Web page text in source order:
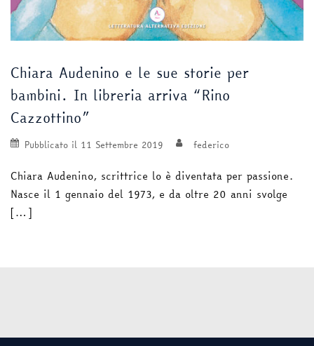
Chiara Audenino e le sue storie per
bambini. In libreria arriva “Rino
Cazzottino”
Pubblicato il 11 Settembre 2019 federico
Chiara Audenino, scrittrice lo è diventata per passione.
Nasce il 1 gennaio del 1973, e da oltre 20 anni svolge
[…]